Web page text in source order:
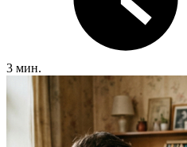
3 мин.